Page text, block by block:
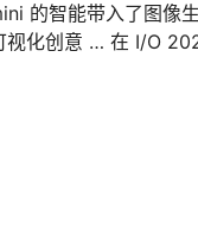
的智能带入了图
视化创意 … 在 I/O